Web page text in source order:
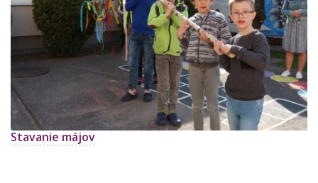
Stavanie májov